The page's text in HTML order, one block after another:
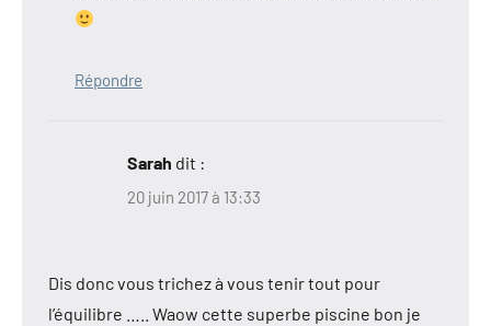
Répondre
Sarah dit :
20 juin 2017 à 13:33
Dis donc vous trichez à vous tenir tout pour
l’équilibre ….. Waow cette superbe piscine bon je